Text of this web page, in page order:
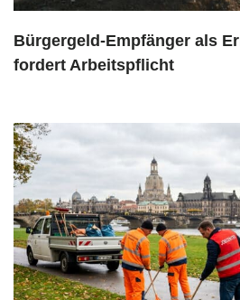
Bürgergeld-Empfänger als
fordert Arbeitspflicht